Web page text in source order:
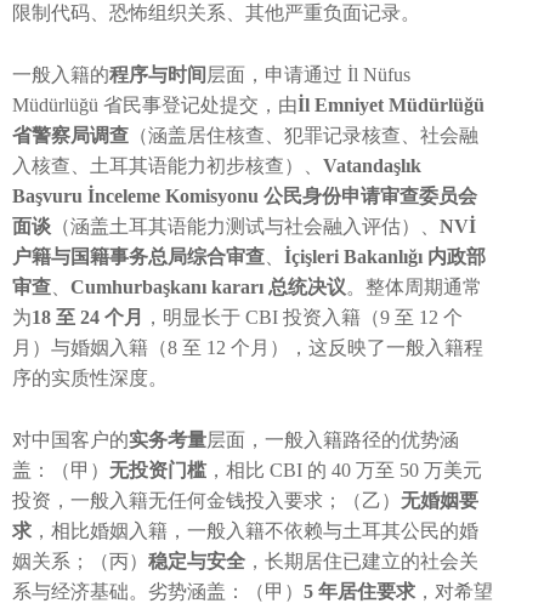
限制代码、恐怖组织关系、其他严重负面记录。
一般入籍的程序与时间 层面，申请通过 İl Nüfus
Müdürlüğü 省民事登记处提交，由İl Emniyet Müdürlüğü
省警察局调查 （涵盖居住核查、犯罪记录核查、社会融
入核查、土耳其语能力初步核查）、 Vatandaşlık
Başvuru İnceleme Komisyonu 公民身份申请审查委员会
面谈 （涵盖土耳其语能力测试与社会融入评估）、 NVİ
户籍与国籍事务总局综合审查
İçişleri Bakanlığı 内政部
审查
Cumhurbaşkanı kararı 总统决议。整体周期通常
为18 至 24 个月
，明显长于 CBI 投资入籍（9 至 12 个
月）与婚姻入籍（8 至 12 个月），这反映了一般入籍程
序的实质性深度。
对中国客户的实务考量层面，一般入籍路径的优势涵
盖：（甲） 无投资门槛 ，相比 CBI 的 40 万至 50 万美元
投资，一般入籍无任何金钱投入要求；（乙） 无婚姻要
求 ，相比婚姻入籍，一般入籍不依赖与土耳其公民的婚
姻关系；（丙） 稳定与安全 ，长期居住已建立的社会关
系与经济基础。劣势涵盖：（甲） 5 年居住要求 ，对希望